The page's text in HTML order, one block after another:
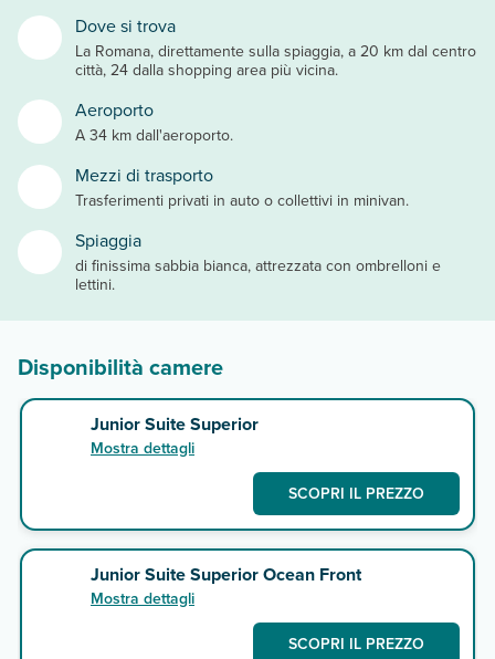
Dove si trova
La Romana, direttamente sulla spiaggia, a 20 km dal centro
città, 24 dalla shopping area più vicina.
Aeroporto
A 34 km dall'aeroporto.
Mezzi di trasporto
Trasferimenti privati in auto o collettivi in minivan.
Spiaggia
di finissima sabbia bianca, attrezzata con ombrelloni e
lettini.
Disponibilità camere
Junior Suite Superior
Mostra dettagli
SCOPRI IL PREZZO
Junior Suite Superior Ocean Front
Mostra dettagli
SCOPRI IL PREZZO